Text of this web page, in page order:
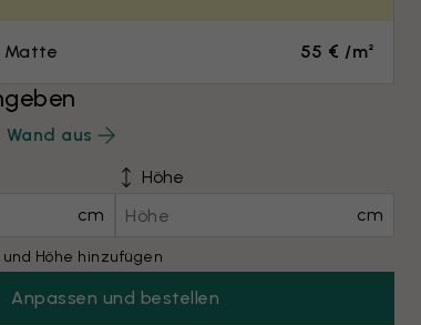
Matte 55 € /m²
Wand aus
cm
Höhe
cm
Höhe hinzufügen
Anpassen und bestellen